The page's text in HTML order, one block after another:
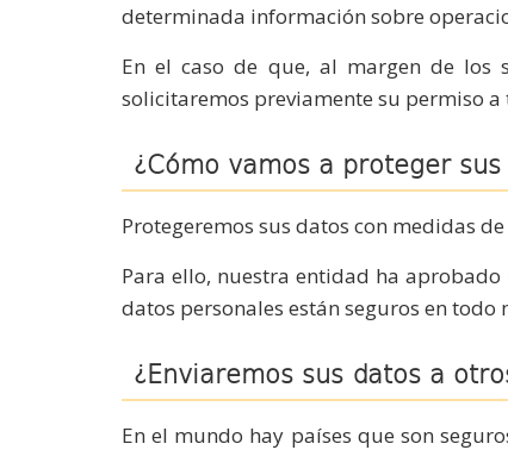
determinada información sobre
En el caso de que, al margen de los
solicitaremos previamente su permiso
¿Cómo vamos a proteger sus
Protegeremos sus datos con medidas
Para ello, nuestra entidad ha
datos personales están seguros en todo
¿Enviaremos sus datos a
En el mundo hay países que son